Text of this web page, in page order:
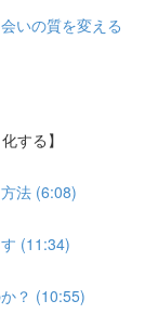
いの質を変える
する】
法 (6:08)
(11:34)
？ (10:55)